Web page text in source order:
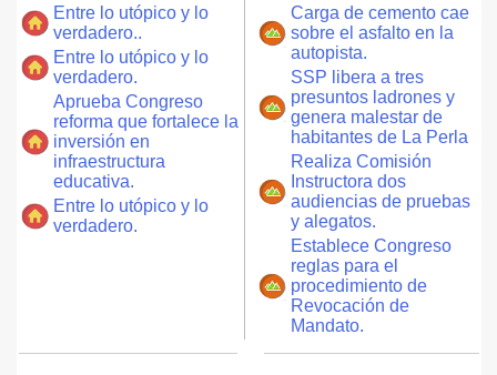
Entre lo utópico y lo
verdadero..
Entre lo utópico y lo
verdadero.
Aprueba Congreso
reforma que fortalece la
inversión en
infraestructura
educativa.
Entre lo utópico y lo
verdadero.
Carga de cemento cae
sobre el asfalto en la
autopista.
SSP libera a tres
presuntos ladrones y
genera malestar de
habitantes de La Perla
Realiza Comisión
Instructora dos
audiencias de pruebas
y alegatos.
Establece Congreso
reglas para el
procedimiento de
Revocación de
Mandato.